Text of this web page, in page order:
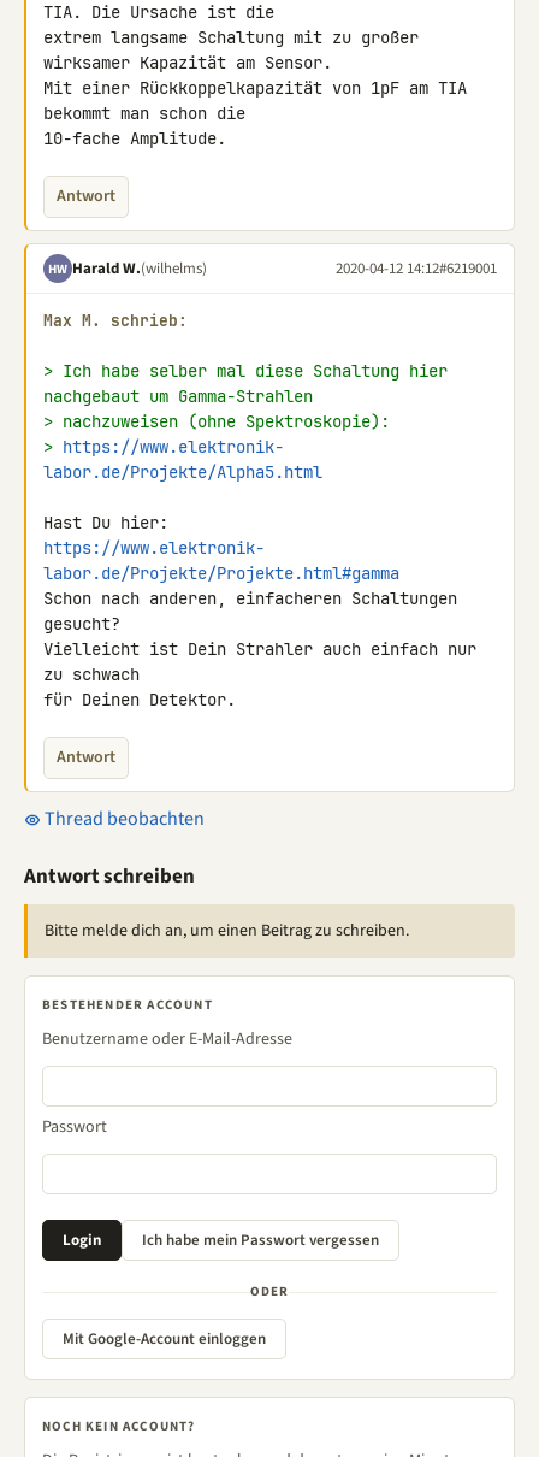
TIA. Die Ursache ist die
extrem langsame Schaltung mit zu großer
wirksamer Kapazität am Sensor.
Mit einer Rückkoppelkapazität von 1pF am TIA
bekommt man schon die
10-fache Amplitude.
Antwort
HW Harald W.(wilhelms) 2020-04-12 14:12#6219001
Max M. schrieb:
> Ich habe selber mal diese Schaltung hier
nachgebaut um Gamma-Strahlen
> nachzuweisen (ohne Spektroskopie):
> https://www.elektronik-
labor.de/Projekte/Alpha5.html
https://www.elektronik-
labor.de/Projekte/Projekte.html#gamma
Schon nach anderen, einfacheren Schaltungen
gesucht?
Vielleicht ist Dein Strahler auch einfach nur
zu schwach
für Deinen Detektor.
Antwort
Thread beobachten
Antwort schreiben
Bitte melde dich an, um einen Beitrag zu schreiben.
BESTEHENDER ACCOUNT
Benutzername oder E-Mail-Adresse
Passwort
ODER
Mit Google-Account einloggen
NOCH KEIN ACCOUNT?